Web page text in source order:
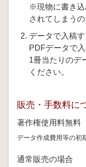
※現物に書き込
されてしまう
データで入稿
PDFデータで
1冊当たりのデ
ください。
販売・手数料に
著作権使用料無料
データ作成費用等の初
通常販売の場合